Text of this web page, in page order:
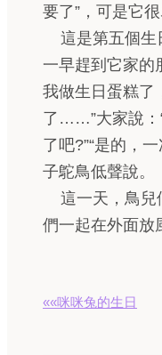
要了”，可是它
這是第五個生
一早趕到它家的
我做生日蛋糕了
了……”大家說：
了吧?”“是的，
子鴕鳥低聲說。
這一天，鳥兒
們一起在外面放
««咪咪兔的生日